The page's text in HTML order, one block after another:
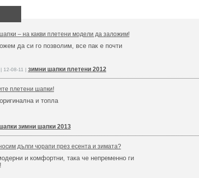
– на какви плетени модели да заложим!
да си го позволим, все пак е почти
12-08-11 | зимни шапки плетени 2012
плетени шапки!
и топла
зимни шапки 2013
дълги чорапи през есента и зимата?
и комфортни, така че непременно ги